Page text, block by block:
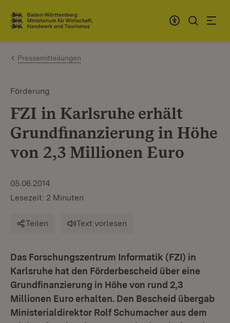
Zum Inhalt springen
Link zur Startseite
Pressemitteilungen
Förderung
FZI in Karlsruhe erhält
Grundfinanzierung in Höhe
von 2,3 Millionen Euro
05.06.2014
Lesezeit: 2 Minuten
Teilen Text vorlesen
Das Forschungszentrum Informatik (FZI) in
Karlsruhe hat den Förderbescheid über eine
Grundfinanzierung in Höhe von rund 2,3
Millionen Euro erhalten. Den Bescheid übergab
Ministerialdirektor Rolf Schumacher aus dem